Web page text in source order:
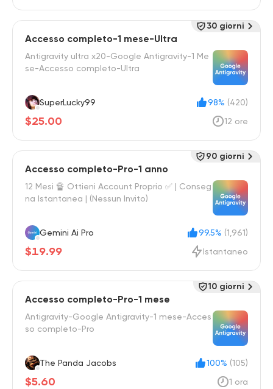
Accesso completo-1 mese-Ultra
Antigravity ultra x20-Google Antigravity-1 Me
se-Accesso completo-Ultra
SuperLucky99 98% (420)
$25.00 12 ore
30 giorni
Accesso completo-Pro-1 anno
12 Mesi 🔏 Ottieni Account Proprio ✅ | Conseg
na Istantanea | (Nessun Invito)
Gemini Ai Pro 99.5% (1,961)
$19.99 Istantaneo
90 giorni
Accesso completo-Pro-1 mese
Antigravity-Google Antigravity-1 mese-Acces
so completo-Pro
The Panda Jacobs 100% (105)
$5.60 1 ora
10 giorni